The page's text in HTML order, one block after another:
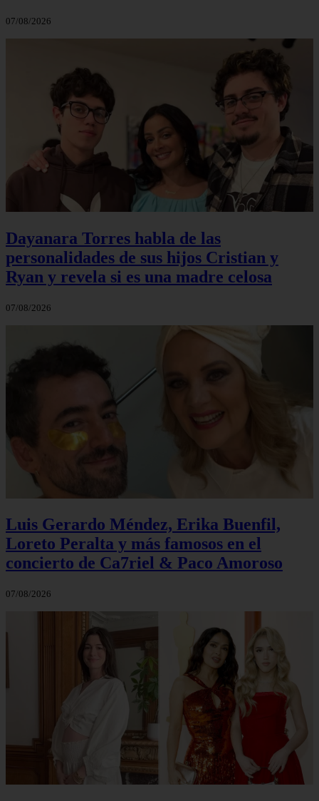
07/08/2026
Dayanara Torres habla de las
personalidades de sus hijos Cristian y
Ryan y revela si es una madre celosa
07/08/2026
Luis Gerardo Méndez, Erika Buenfil,
Loreto Peralta y más famosos en el
concierto de Ca7riel & Paco Amoroso
07/08/2026